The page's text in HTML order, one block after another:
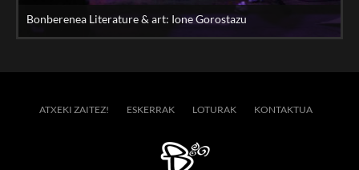
Bonberenea Literature & art: Ione Gorostazu
ATXEKI ZAITEZ! ESKERRAK LOTURAK KONTAKTUA